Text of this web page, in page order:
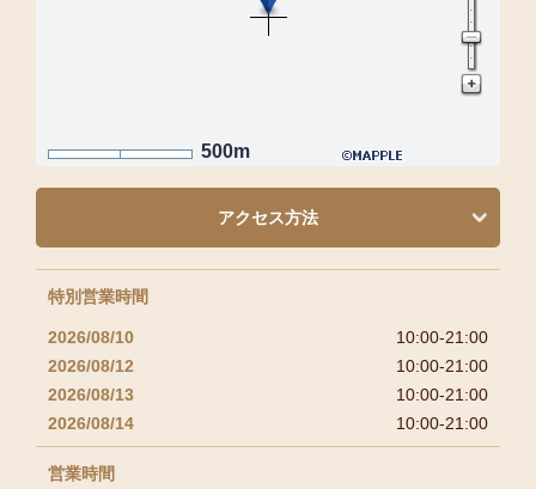
500m
特別営業時間
2026/08/10
10:00-21:00
2026/08/12
10:00-21:00
2026/08/13
10:00-21:00
2026/08/14
10:00-21:00
営業時間
アクセス方法